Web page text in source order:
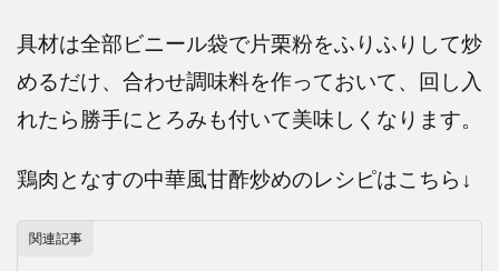
具材は全部ビニール袋で片栗粉をふりふりして炒
めるだけ、合わせ調味料を作っておいて、回し入
れたら勝手にとろみも付いて美味しくなります。
鶏肉となすの中華風甘酢炒めのレシピはこちら↓
関連記事